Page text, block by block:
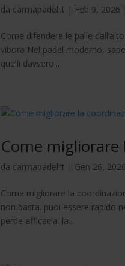
da carmapadel.it | Feb 9, 2026
Come difendere le palle
vibora Nel padel moderno,
quelli davvero...
Come
da carmapadel.it | Gen 26, 2026
Come migliorare la
non basta. puoi essere rapido
perde efficacia. la...